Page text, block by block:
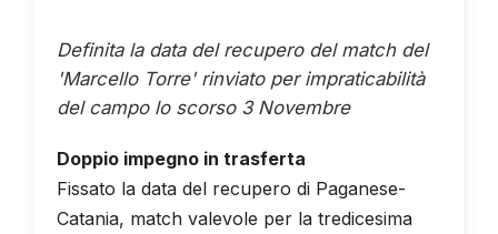
Definita la data del recupero del match del
'Marcello Torre' rinviato per impraticabilità
del campo lo scorso 3 Novembre
Doppio impegno in trasferta
Fissato la data del recupero di Paganese-
Catania, match valevole per la tredicesima